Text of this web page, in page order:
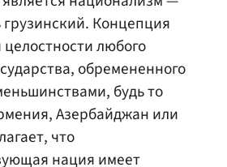
Концепция
любого
обремененного
будь то
Азербайджан или
что
нация имеет